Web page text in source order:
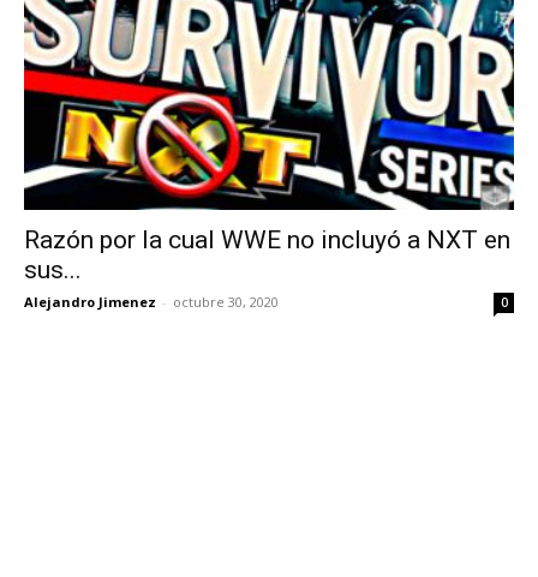
Razón por la cual WWE no incluyó a NXT en
sus...
Alejandro Jimenez - octubre 30, 2020 0